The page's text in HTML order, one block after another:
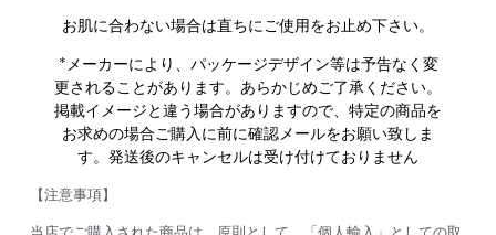
お肌に合わない場合は直ちにご使用をお止め下さい。
*メーカーにより、パッケージデザイン等は予告なく変
更されることがあります。あらかじめご了承ください。
掲載イメージと違う場合がありますので、特定の商品を
お求めの場合ご購入に前に確認メールをお願い致しま
す。発送後のキャンセルは受け付けておりません
【注意事項】